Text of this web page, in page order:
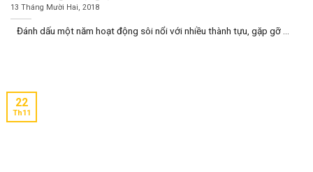
13 Tháng Mười Hai, 2018
Đánh dấu một năm hoạt động sôi nổi với nhiều thành tựu, gặp gỡ ...
22
Th11